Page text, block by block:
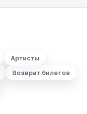
Артисты
Возврат билетов